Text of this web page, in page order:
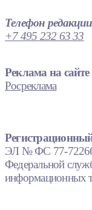
Телефон редакции
+7 495 232 63 33
Реклама на сайте
Росреклама
ЭЛ № ФС 77-72266
Федеральной
информационных